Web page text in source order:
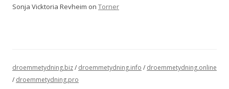
Sonja Vicktoria Revheim on Torner
droemmetydning.biz/ droemmetydning.info / droemmetydning.online
/ droemmetydning.pro